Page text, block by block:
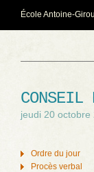
École Antoine-
jeudi 20 octobre
Ordre du jour
Procès verbal